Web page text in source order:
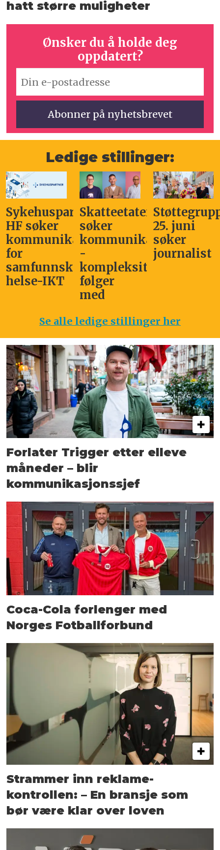
hatt større muligheter
Ønsker du å holde deg
oppdatert?
Ledige stillinger:
Sykehuspartner
HF søker
kommunikasjonssjef
for
samfunnskritisk
helse-IKT
Skatteetaten
søker
kommunikasjonsleder
-
kompleksitet
følger
med
25. juni
søker
journalist
Se alle ledige stillinger her
Forlater Trigger etter elleve
måneder – blir
kommunikasjonssjef
Coca-Cola forlenger med
Norges Fotballforbund
Strammer inn reklame-
kontrollen: – En bransje som
bør være klar over loven